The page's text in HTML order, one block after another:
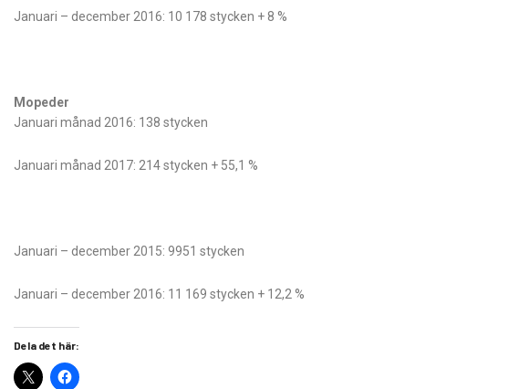
Januari – december 2016: 10 178 stycken + 8 %
Mopeder
Januari månad 2016: 138 stycken
Januari månad 2017: 214 stycken + 55,1 %
Januari – december 2015: 9951 stycken
Januari – december 2016: 11 169 stycken + 12,2 %
Dela det här: